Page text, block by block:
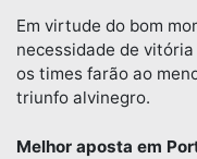
Em virtude do bom
necessidade de
os times farão ao
triunfo alvinegro.
Melhor aposta em